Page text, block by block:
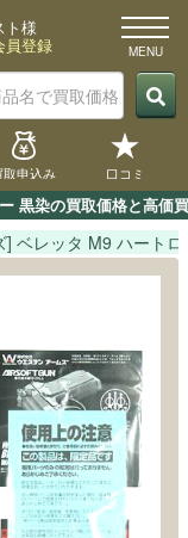
黒染の買取価格と高
ト様
員登録
取申込み 口コミ
] ベレッタ M9 ハート